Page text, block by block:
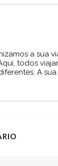
a sua
todos
A